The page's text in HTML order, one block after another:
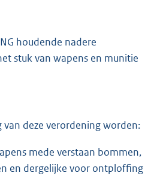
houdende nadere
stuk van wapens en munitie
van deze verordening worden:
mede verstaan bommen,
en dergelijke voor ontploffing